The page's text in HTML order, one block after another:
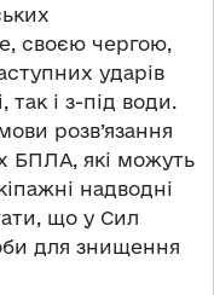
своєю чергою,
ударів
і з-під води.
розв’язання
БПЛА, які можуть
надводні
що у Сил
для знищення